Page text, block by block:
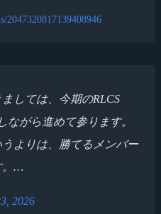
2047320817139408946
しては、今期のRLCS
ながら進めて参ります。
よりは、勝てるメンバー
。…
2026